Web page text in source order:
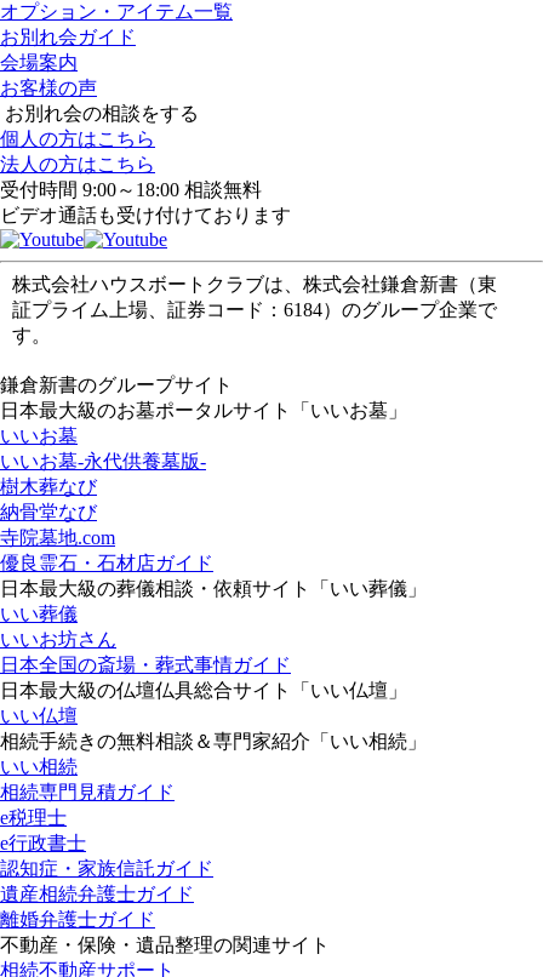
オプション・アイテム一覧
お別れ会ガイド
会場案内
お客様の声
お別れ会の相談をする
個人の方はこちら
法人の方はこちら
受付時間 9:00～18:00 相談無料
ビデオ通話も受け付けております
株式会社ハウスボートクラブは、株式会社鎌倉新書（東
証プライム上場、証券コード：6184）のグループ企業で
す。
鎌倉新書のグループサイト
日本最大級のお墓ポータルサイト「いいお墓」
いいお墓
いいお墓-永代供養墓版-
樹木葬なび
納骨堂なび
寺院墓地.com
優良霊石・石材店ガイド
日本最大級の葬儀相談・依頼サイト「いい葬儀」
いい葬儀
いいお坊さん
日本全国の斎場・葬式事情ガイド
日本最大級の仏壇仏具総合サイト「いい仏壇」
いい仏壇
相続手続きの無料相談＆専門家紹介「いい相続」
いい相続
相続専門見積ガイド
e税理士
e行政書士
認知症・家族信託ガイド
遺産相続弁護士ガイド
離婚弁護士ガイド
不動産・保険・遺品整理の関連サイト
相続不動産サポート